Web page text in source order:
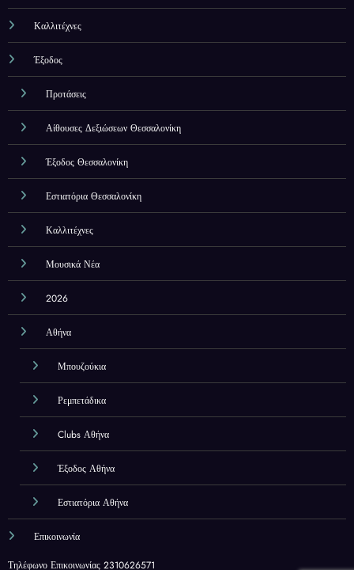
Καλλιτέχνες
Έξοδος
Προτάσεις
Αίθουσες Δεξιώσεων Θεσσαλονίκη
Έξοδος Θεσσαλονίκη
Εστιατόρια Θεσσαλονίκη
Καλλιτέχνες
Μουσικά Νέα
2026
Αθήνα
Μπουζούκια
Ρεμπετάδικα
Clubs Αθήνα
Έξοδος Αθήνα
Εστιατόρια Αθήνα
Επικοινωνία
Τηλέφωνο Επικοινωνίας 2310626571